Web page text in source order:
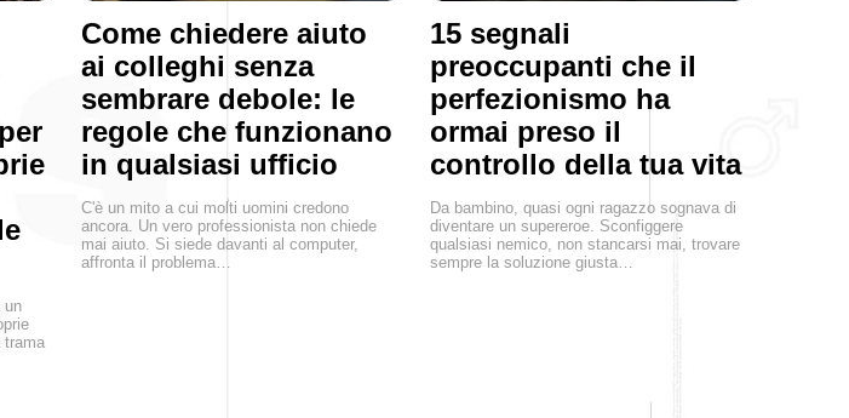
un
trama
Come chiedere aiuto
ai colleghi senza
sembrare debole: le
regole che funzionano
in qualsiasi ufficio
C'è un mito a cui molti uomini credono
ancora. Un vero professionista non chiede
mai aiuto. Si siede davanti al computer,
affronta il problema…
15 segnali
preoccupanti che il
perfezionismo ha
ormai preso il
controllo della tua vita
Da bambino, quasi ogni ragazzo sognava di
diventare un supereroe. Sconfiggere
qualsiasi nemico, non stancarsi mai, trovare
sempre la soluzione giusta…